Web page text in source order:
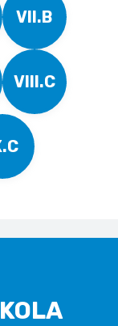
VII.B
VIII.C